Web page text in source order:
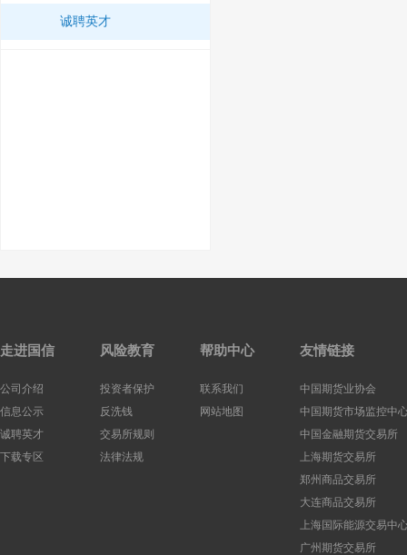
诚聘英才
走进国信
公司介绍
信息公示
诚聘英才
下载专区
风险教育
投资者保护
反洗钱
交易所规则
法律法规
帮助中心
联系我们
网站地图
友情链接
中国期货业协会
中国期货市场监控中
中国金融期货交易所
上海期货交易所
郑州商品交易所
大连商品交易所
上海国际能源交易中
广州期货交易所